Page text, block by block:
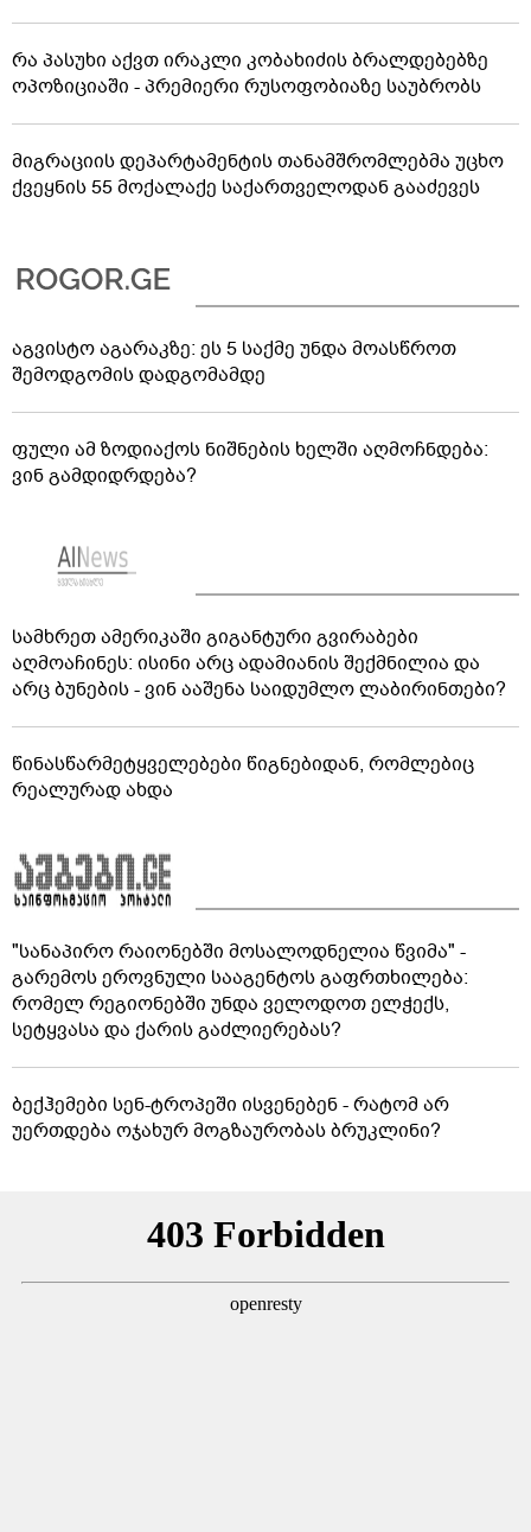
რა პასუხი აქვთ ირაკლი კობახიძის ბრალდებებზე
ოპოზიციაში - პრემიერი რუსოფობიაზე საუბრობს
მიგრაციის დეპარტამენტის თანამშრომლებმა უცხო
ქვეყნის 55 მოქალაქე საქართველოდან გააძევეს
აგვისტო აგარაკზე: ეს 5 საქმე უნდა მოასწროთ
შემოდგომის დადგომამდე
ფული ამ ზოდიაქოს ნიშნების ხელში აღმოჩნდება:
ვინ გამდიდრდება?
სამხრეთ ამერიკაში გიგანტური გვირაბები
აღმოაჩინეს: ისინი არც ადამიანის შექმნილია და
არც ბუნების - ვინ ააშენა საიდუმლო ლაბირინთები?
წინასწარმეტყველებები წიგნებიდან, რომლებიც
რეალურად ახდა
"სანაპირო რაიონებში მოსალოდნელია წვიმა" -
გარემოს ეროვნული სააგენტოს გაფრთხილება:
რომელ რეგიონებში უნდა ველოდოთ ელჭექს,
სეტყვასა და ქარის გაძლიერებას?
ბექჰემები სენ-ტროპეში ისვენებენ - რატომ არ
უერთდება ოჯახურ მოგზაურობას ბრუკლინი?